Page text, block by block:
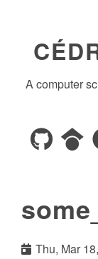
A computer
Thu, Mar